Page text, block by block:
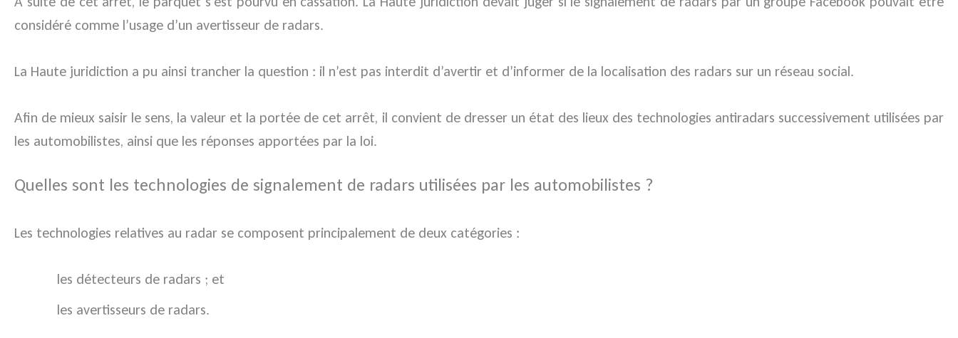
considéré comme l’usage d’un avertisseur de radars.
La Haute juridiction a pu ainsi trancher la question : il n’est pas interdit d’avertir et d’informer de la localisation des radars sur un réseau social.
Afin de mieux saisir le sens, la valeur et la portée de cet arrêt, il convient de dresser un état des lieux des technologies antiradars successivement utilisées par
les automobilistes, ainsi que les réponses apportées par la loi.
Quelles sont les technologies de signalement de radars utilisées par les automobilistes ?
Les technologies relatives au radar se composent principalement de deux catégories :
les détecteurs de radars ; et
les avertisseurs de radars.